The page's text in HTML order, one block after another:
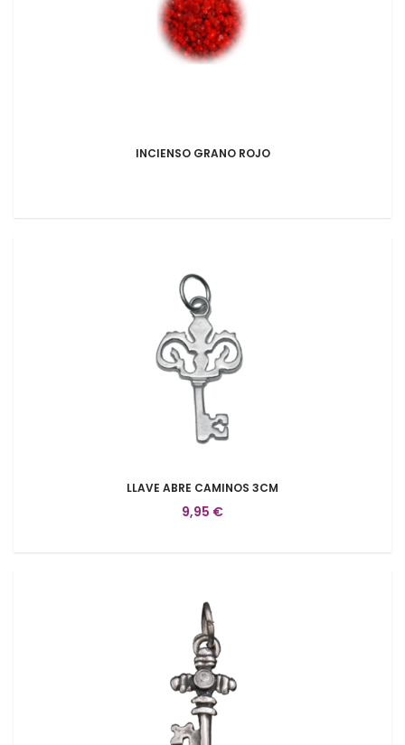
INCIENSO GRANO ROJO
LLAVE ABRE CAMINOS 3CM
9,95 €